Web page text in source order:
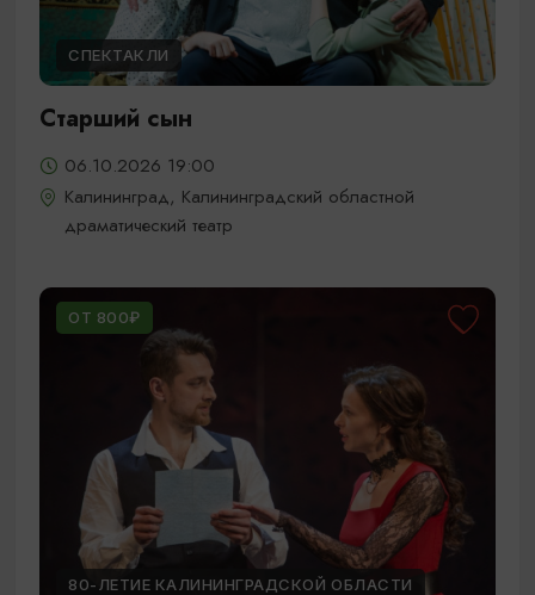
СПЕКТАКЛИ
Старший сын
06.10.2026 19:00
Калининград, Калининградский областной
драматический театр
ОТ 800₽
80-ЛЕТИЕ КАЛИНИНГРАДСКОЙ ОБЛАСТИ